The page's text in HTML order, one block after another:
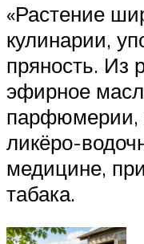
«Растение
кулинарии,
пряность. Из
эфирное
парфюмерии,
ликёро-
медицине,
табака.